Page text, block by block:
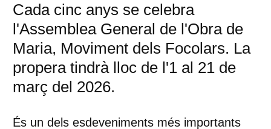
Cada cinc anys se celebra
l'Assemblea General de l'Obra de
Maria, Moviment dels Focolars. La
propera tindrà lloc de l'1 al 21 de
març del 2026.
És un dels esdeveniments més importants